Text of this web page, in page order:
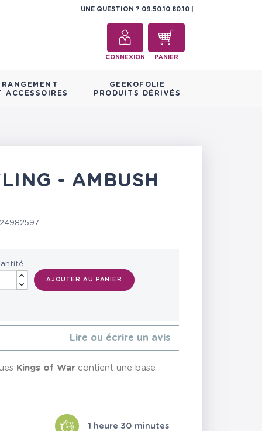
UNE QUESTION ? 09.50.10.80.10
CONNEXION PANIER
RANGEMENT
ACCESSOIRES
GEEKOFOLIE
PRODUITS DÉRIVÉS
- AMBUSH
AJOUTER AU PANIER
Lire ou écrire un avis
Kings of War contient une base
1 heure 30 minutes